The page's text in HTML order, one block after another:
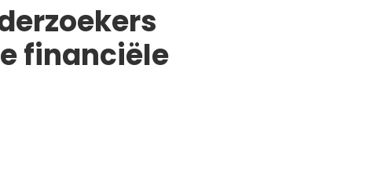
financiële